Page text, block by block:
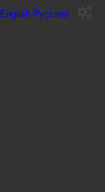
English Русский